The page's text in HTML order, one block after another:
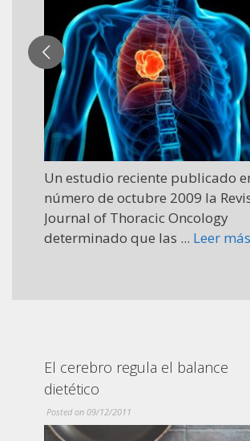
Un análisis genético de datos de
tres estudios realizado por
investigadores del Hospital
Universitario de Copenhague en
El litio puede retrasar la pérdida
de la memoria, según estudio
Posted on 03/05/2011